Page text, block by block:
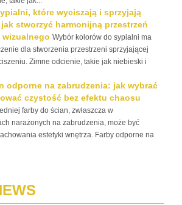
które wyciszają i sprzyjają
stworzyć harmonijną przestrzeń
wizualnego Wybór kolorów do sypialni ma
dla stworzenia przestrzeni sprzyjającej
Zimne odcienie, takie jak niebieski i
odporne na zabrudzenia: jak wybrać
czystość bez efektu chaosu
farby do ścian, zwłaszcza w
narażonych na zabrudzenia, może być
estetyki wnętrza. Farby odporne na